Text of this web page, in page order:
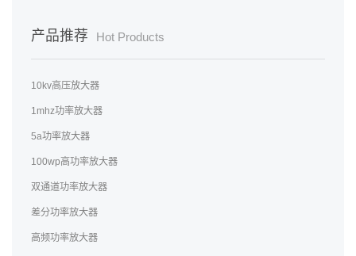
产品推荐 Hot Products
10kv高压放大器
1mhz功率放大器
5a功率放大器
100wp高功率放大器
双通道功率放大器
差分功率放大器
高频功率放大器